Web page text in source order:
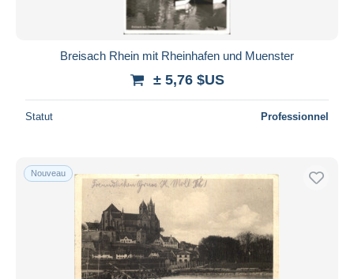
Breisach Rhein mit Rheinhafen und Muenster
± 5,76 $US
Statut Professionnel
Nouveau